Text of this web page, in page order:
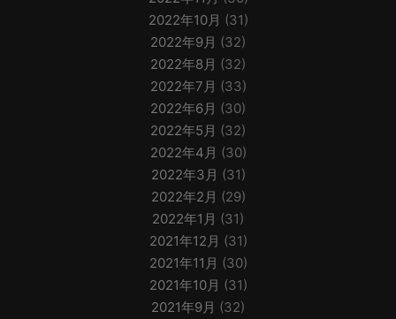
2022年10月 (31)
2022年9月 (32)
2022年8月 (32)
2022年7月 (33)
2022年6月 (30)
2022年5月 (32)
2022年4月 (30)
2022年3月 (31)
2022年2月 (29)
2022年1月 (31)
2021年12月 (31)
2021年11月 (30)
2021年10月 (31)
2021年9月 (32)